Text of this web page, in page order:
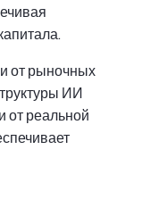
от рыночных
ИИ
от реальной